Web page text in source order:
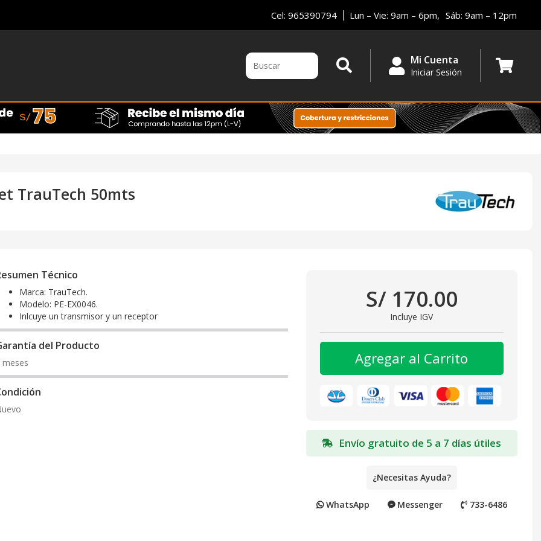
Cel: 965390794 Lun – Vie: 9am – 6pm, Sáb: 9am – 12pm
Mi Cuenta
Iniciar Sesión
TrauTech 50mts
Técnico
Marca: TrauTech.
Modelo: PE-EX0046.
Inlcuye un transmisor y un receptor
del Producto
meses
S/ 170.00
Incluye IGV
Agregar al Carrito
Envío gratuito de 5 a 7 días útiles
¿Necesitas Ayuda?
WhatsApp Messenger 733-6486